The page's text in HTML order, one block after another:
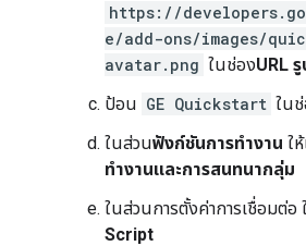
https://
e/add-ons/images/
avatar.png ในช่องURL
ป้อน GE Quickstart ใน
ในส่วนฟังก์ชันการทำงาน ใ
ทำงานและการสนทนากลุ่ม
ในส่วนการตั้งค่าการเชื่อมต่อ
Script